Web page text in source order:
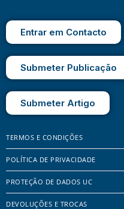
Entrar em Contacto
Submeter Publicação
Submeter Artigo
TERMOS E CONDIÇÕES
POLÍTICA DE PRIVACIDADE
PROTEÇÃO DE DADOS UC
DEVOLUÇÕES E TROCAS